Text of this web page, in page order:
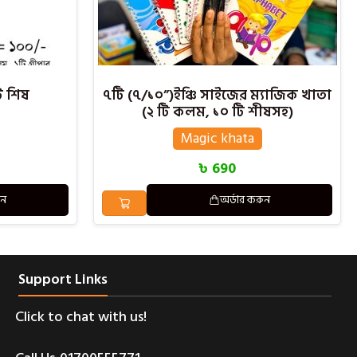
শিষ ৭টি (৭/১০”)ইঞ্চি সাইজের ম্যাজিক খাতা
(২ টি কলম, ১০ টি শীষসহ)
Magic khata
৳ 690
অর্ডার করুন
Support Links
Click to chat with us!